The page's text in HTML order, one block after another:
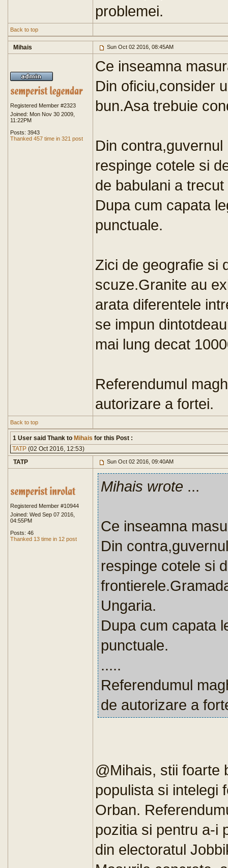
problemei.
Back to top
Mihais Sun Oct 02 2016, 08:45AM
Registered Member #2323
Joined: Mon Nov 30 2009,
11:22PM
Posts: 3943
Thanked 457 time in 321 post
Ce inseamna
Din oficiu,consider
bun.Asa trebuie
Din
respinge cotele si
de babulani a
Dupa cum capata
punctuale.
Zici de geografie si
scuze.Granite au
arata diferentele
se impun
mai lung decat
Referendumul
autorizare a fortei.
Back to top
1 User said Thank to Mihais for this Post :
TATP (02 Oct 2016, 12:53)
TATP
Sun Oct 02 2016, 09:40AM
Registered Member #10944
Joined: Wed Sep 07 2016,
04:55PM
Posts: 46
Thanked 13 time in 12 post
Mihais wrote ...
Ce inseamna
Din
respinge cotele si
Ungaria.
Dupa cum capata
punctuale.
.....
Referendumul
de autorizare a
@Mihais, stii foarte
populista si intelegi
Orban.
pozitia si pentru a-i
din electoratul